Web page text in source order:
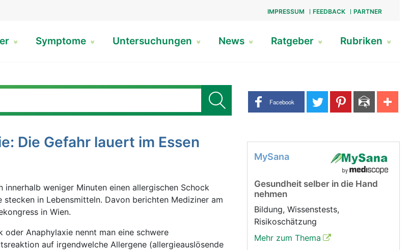
IMPRESSUM FEEDBACK PARTNER
Symptome Untersuchungen News Ratgeber Rubriken
Share buttons
Facebook
Die Gefahr lauert im Essen
innerhalb weniger Minuten einen allergischen Schock
in Lebensmitteln. Davon berichten Mediziner am
in Wien.
Anaphylaxie nennt man eine schwere
auf irgendwelche Allergene (allergieauslösende
MySana
Gesundheit selber in die Hand
nehmen
Bildung, Wissenstests,
Risikoschätzung
Mehr zum Thema